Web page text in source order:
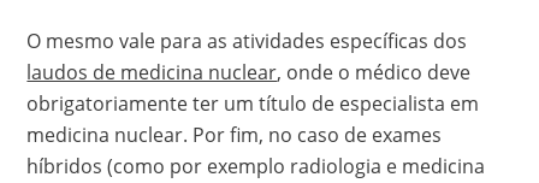
O mesmo vale para as atividades específicas dos
laudos de medicina nuclear, onde o médico deve
obrigatoriamente ter um título de especialista em
medicina nuclear. Por fim, no caso de exames
híbridos (como por exemplo radiologia e medicina